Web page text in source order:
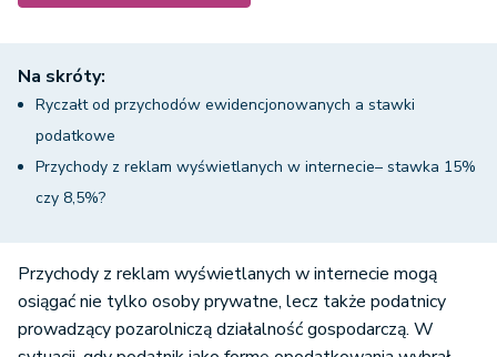
Na skróty:
Ryczałt od przychodów ewidencjonowanych a stawki
podatkowe
Przychody z reklam wyświetlanych w internecie– stawka 15%
czy 8,5%?
Przychody z reklam wyświetlanych w internecie mogą
osiągać nie tylko osoby prywatne, lecz także podatnicy
prowadzący pozarolniczą działalność gospodarczą. W